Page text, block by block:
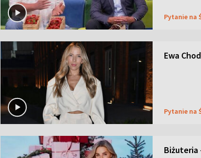
Pytanie na
Ewa
Pytanie na
Biżuteria